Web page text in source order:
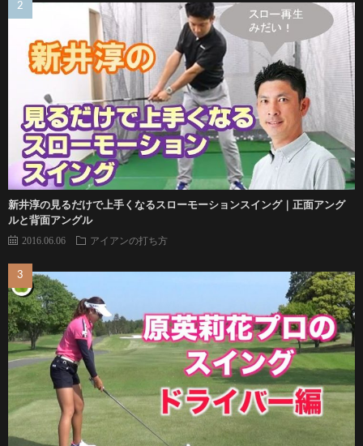
新井淳の見るだけで上手くなるスローモーションスイング｜正面アング
ルと背面アングル
2016.06.06 アイアンの打ち方